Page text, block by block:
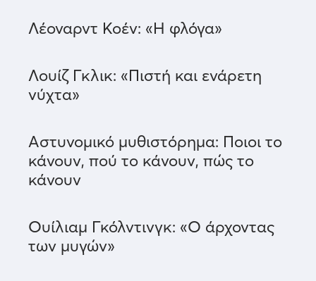
Λέοναρντ Κοέν: «Η φλόγα»
Λουίζ Γκλικ: «Πιστή και ενάρετη
νύχτα»
Αστυνομικό μυθιστόρημα: Ποιοι το
κάνουν, πού το κάνουν, πώς το
κάνουν
Ουίλιαμ Γκόλντινγκ: «Ο άρχοντας
των μυγών»